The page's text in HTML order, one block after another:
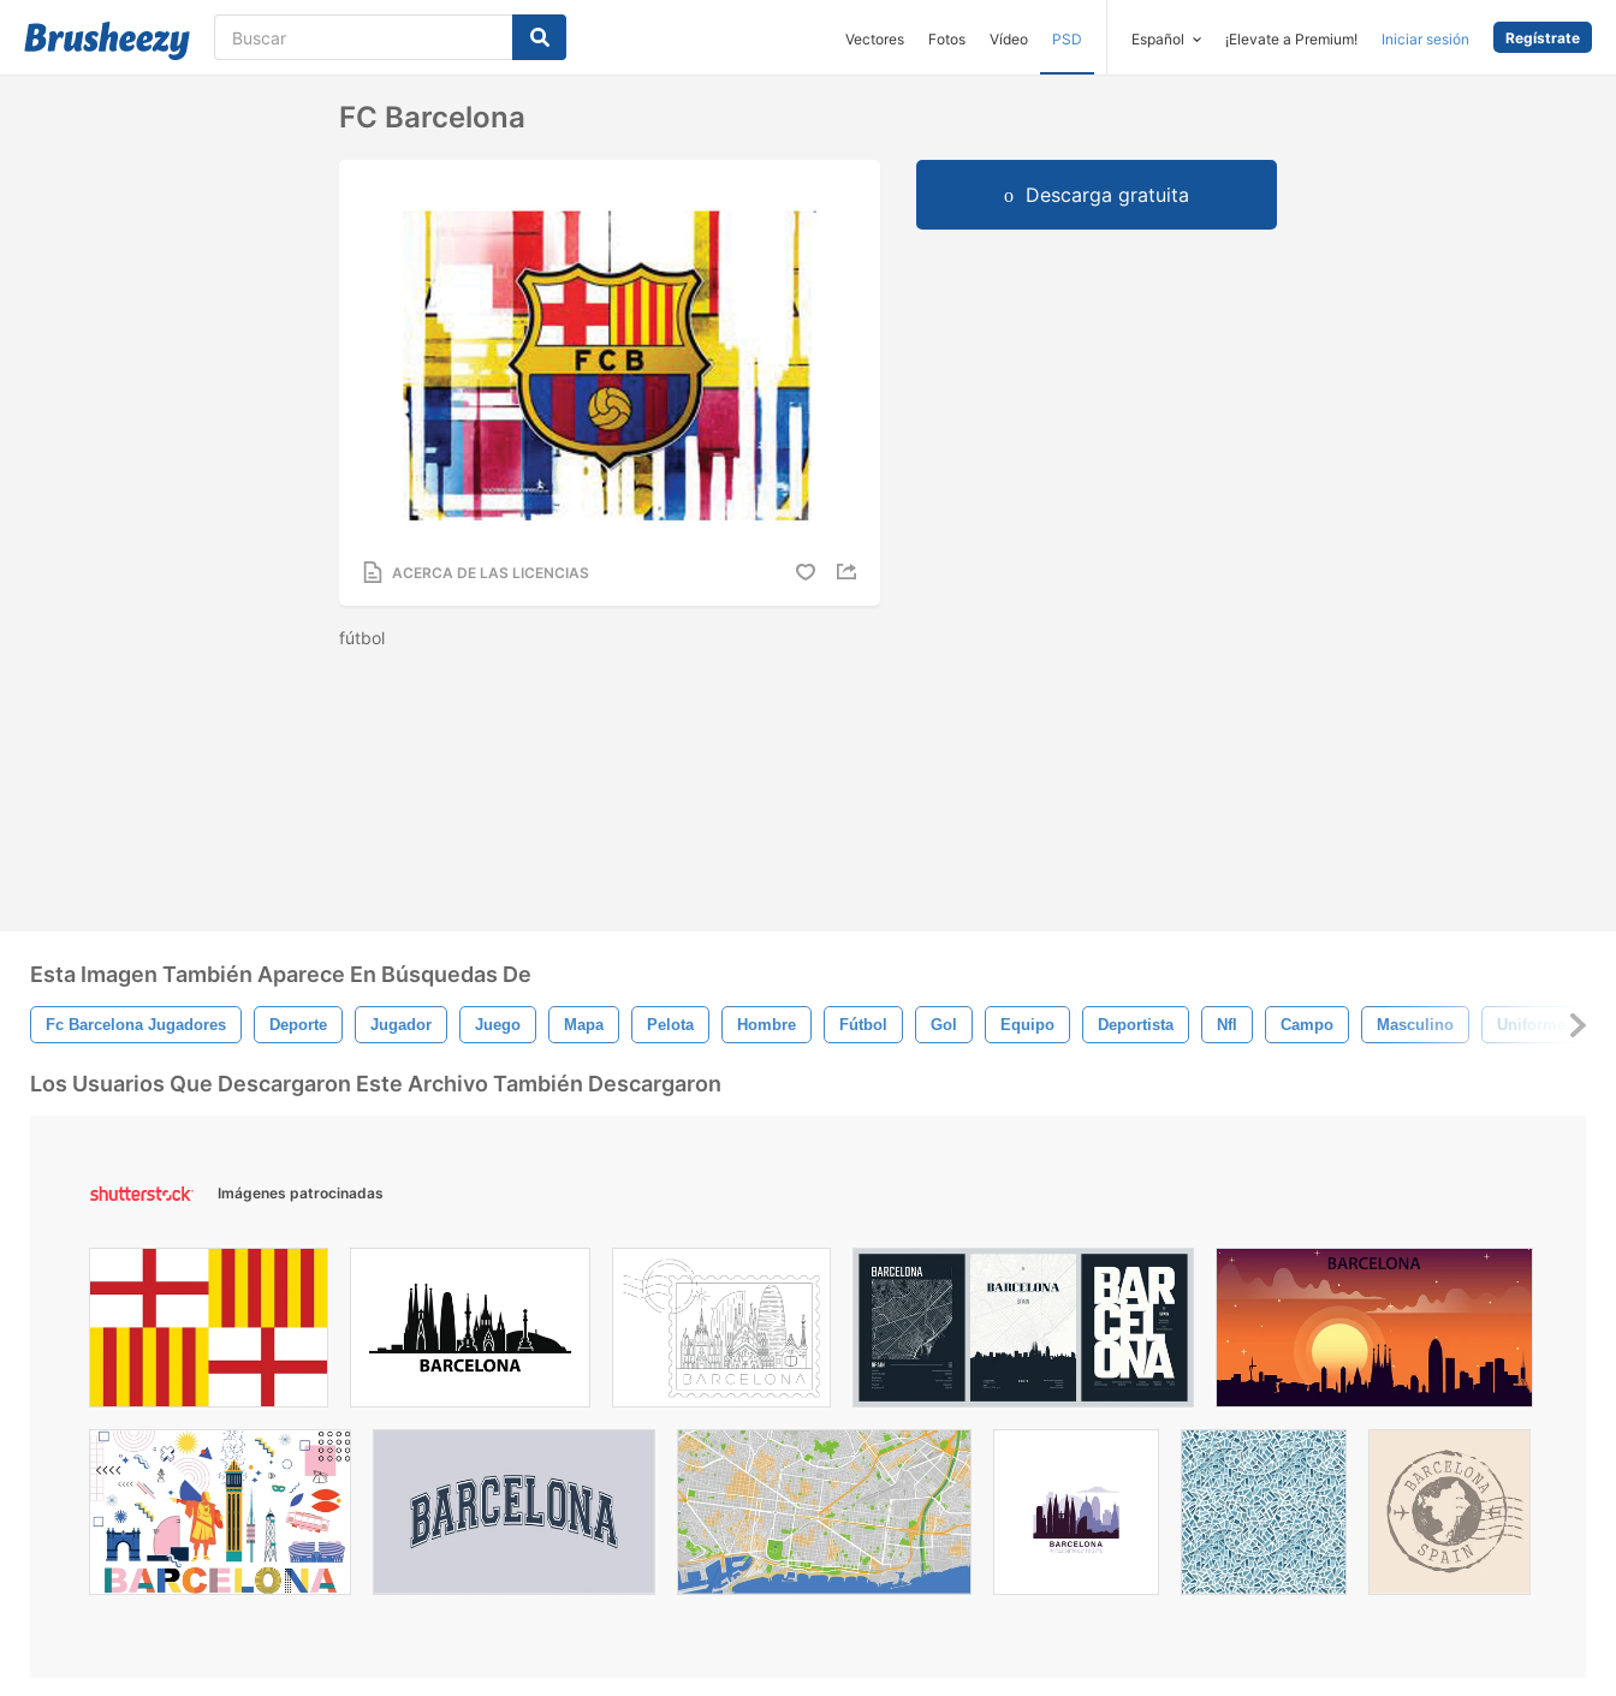
Vectores Fotos Vídeo PSD Español ¡Elevate a Premium! Iniciar sesión Regístrate
FC Barcelona
ACERCA DE LAS LICENCIAS
fútbol
Descarga gratuita
Esta Imagen También Aparece En Búsquedas De
Fc Barcelona Jugadores Deporte Jugador Juego Mapa Pelota Hombre Fútbol Gol Equipo Deportista Nfl Campo Masculino Uniforme
Los Usuarios Que Descargaron Este Archivo También Descargaron
Imágenes patrocinadas